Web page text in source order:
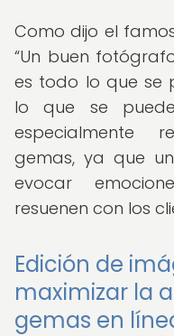
Como dijo el
Un buen
es todo lo que se
lo que se
especialmente
gemas, ya que
evocar
resuenen con los
Edición de
maximizar la
gemas en